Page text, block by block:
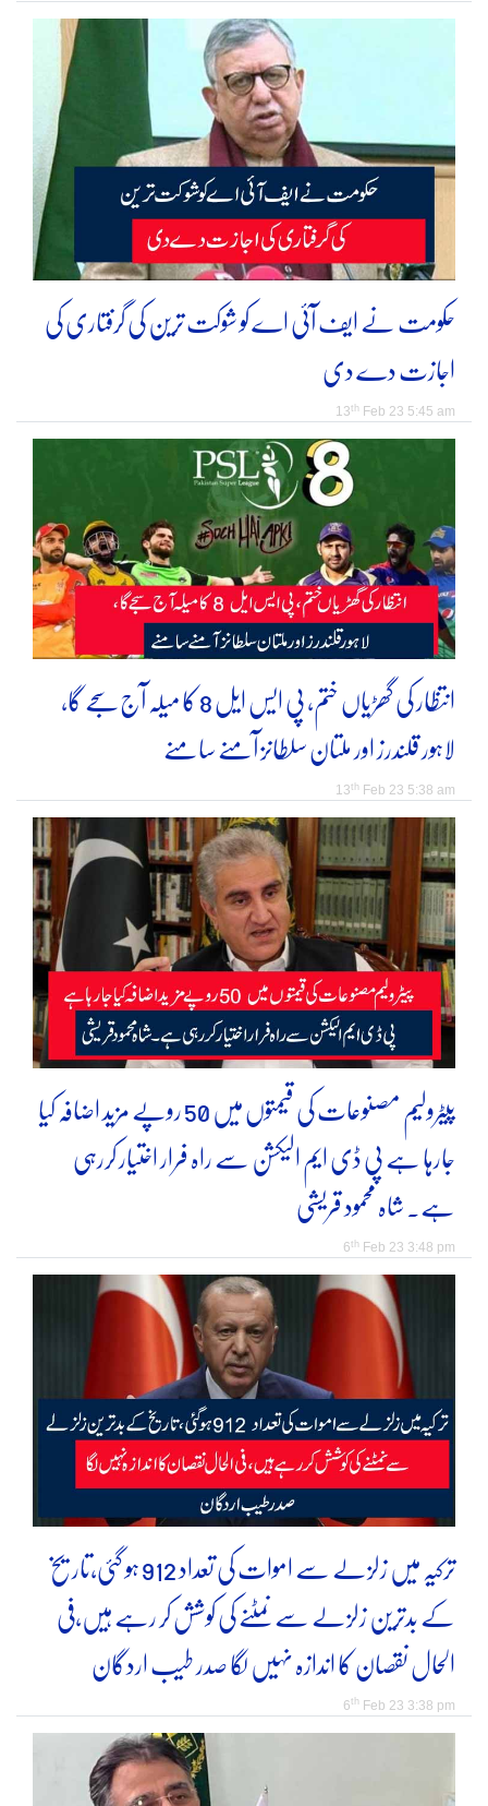
حکومت نے ایف آئی اے کو شوکت ترین کی گرفتاری کی
اجازت دے دی
13th Feb 23 5:45 am
انتظار کی گھڑیاں ختم، پی ایس ایل 8 کا میلہ آج سجے گا،
لاہور قلندرز اور ملتان سلطانز آمنے سامنے
13th Feb 23 5:38 am
پیٹرولیم مصنوعات کی قیمتوں میں 50 روپے مزید اضافہ کیا
جارہا ہے پی ڈی ایم الیکشن سے راہ فرار اختیار کررہی
ہے۔ شاہ محمود قریشی
6th Feb 23 3:48 pm
ترکیہ میں زلزلے سے اموات کی تعداد 912 ہو گئی،تاریخ
کے بدترین زلزلے سے نمٹنے کی کوشش کر رہے ہیں،فی
الحال نقصان کا اندازہ نہیں لگا صدر طیب اردگان
6th Feb 23 3:38 pm